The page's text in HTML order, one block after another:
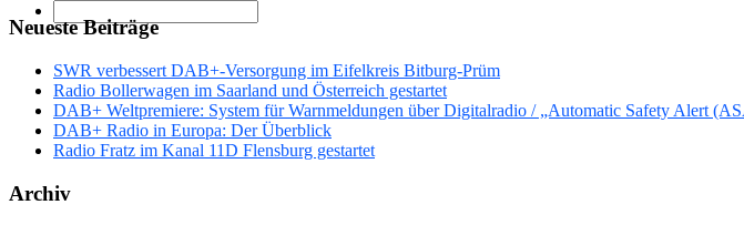
Neueste Beiträge
SWR verbessert DAB+-Versorgung im Eifelkreis Bitburg-Prüm
Radio Bollerwagen im Saarland und Österreich gestartet
DAB+ Weltpremiere: System für Warnmeldungen über Digitalradio / „Automatic Safety Alert
DAB+ Radio in Europa: Der Überblick
Radio Fratz im Kanal 11D Flensburg gestartet
Archiv